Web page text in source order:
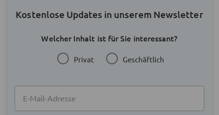
Kostenlose Updates in unserem Newsletter
Welcher Inhalt ist für Sie interessant?
Privat Geschäftlich